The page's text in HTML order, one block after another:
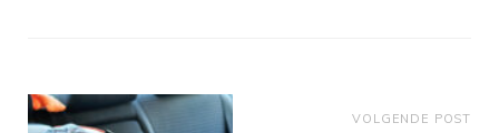
VOLGENDE POST